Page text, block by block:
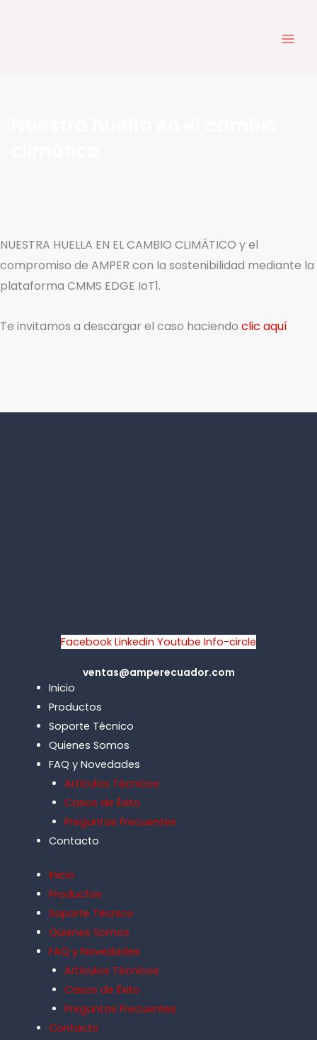
NUESTRA HUELLA EN EL CAMBIO CLIMÁTICO y el
compromiso de AMPER con la sostenibilidad mediante la
plataforma CMMS EDGE IoT1.
Te invitamos a descargar el caso haciendo clic aquí
Facebook Linkedin Youtube Info-circle
ventas@amperecuador.com
Inicio
Productos
Soporte Técnico
Quienes Somos
FAQ y Novedades
Artículos Técnicos
Casos de Éxito
Preguntas Frecuentes
Contacto
Inicio
Productos
Soporte Técnico
Quienes Somos
FAQ y Novedades
Artículos Técnicos
Casos de Éxito
Preguntas Frecuentes
Contacto